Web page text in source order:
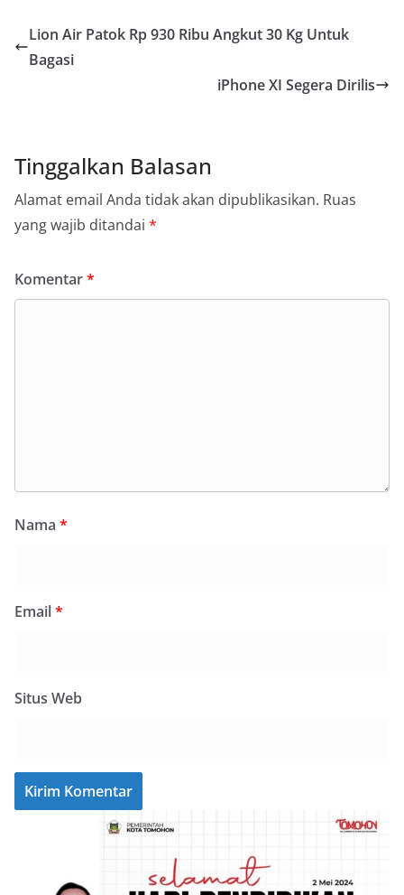
Lion Air Patok Rp 930 Ribu Angkut 30 Kg Untuk
Bagasi
iPhone XI Segera Dirilis
Tinggalkan Balasan
Alamat email Anda tidak akan dipublikasikan. Ruas
yang wajib ditandai *
Komentar*
Nama *
Email*
Situs Web